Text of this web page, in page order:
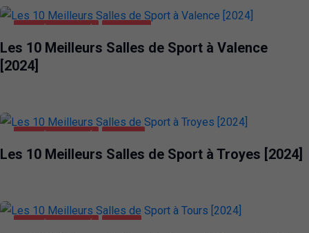
Les 10 Meilleurs Salles de Sport à Valence
[2024]
Les 10 Meilleurs Salles de Sport à Troyes [2024]